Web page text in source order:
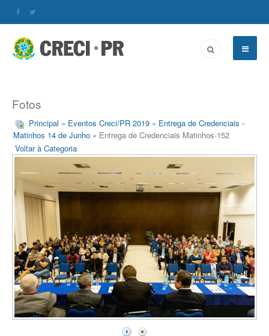
Fotos
Principal » Eventos Creci/PR 2019 » Entrega de Credenciais -
Matinhos 14 de Junho » Entrega de Credenciais Matinhos-152
Voltar à Categoria